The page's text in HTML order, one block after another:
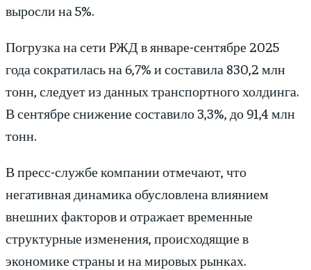
выросли на 5%.
Погрузка на сети РЖД в январе-сентябре 2025
года сократилась на 6,7% и составила 830,2 млн
тонн, следует из данных транспортного холдинга.
В сентябре снижение составило 3,3%, до 91,4 млн
тонн.
В пресс-службе компании отмечают, что
негативная динамика обусловлена влиянием
внешних факторов и отражает временные
структурные изменения, происходящие в
экономике страны и на мировых рынках.